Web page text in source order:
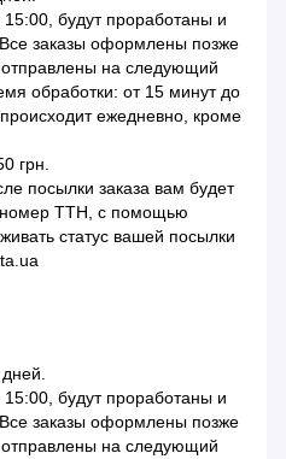
будут проработаны и
заказы оформлены позже
на следующий
обработки: от 15 минут до
ежедневно, кроме
грн.
посылки заказа вам будет
номер ТТН, с помощью
статус вашей посылки
будут проработаны и
заказы оформлены позже
на следующий